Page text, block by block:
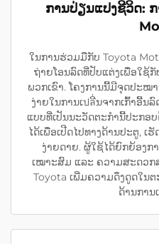
ການປ່ຽນແປງຊີວິດ:
ໃນການຮ່ວມມືກັບ Toyota
ຖ່າຍໂອນລົດທີ່ປັບແຕ່ງເພື່ອໃຊ້
ພວກເຂົາ. ໂຄງການນີ້ມີຈຸດປະໝ
ງ່າຍໃນການເปลີ່ນຈາກເກົ້າອີ້ນ
ແບບທີ່ເປັນນະວັດຕະກຳນີ້ປະກອ
ໄດ້ເພື່ອເປີດໄປທາງດ້ານປະຕູ, ເ
ງ່າຍດາຍ. ຜູ້ໃຊ້ໄດ້ຍົກຍ້ອງກ
ເໝາະສົມ ແລະ ຄວາມສະດວກ
Toyota ເພີ່ມຄວາມດຶງດູດໃນ
ດ້ານການ